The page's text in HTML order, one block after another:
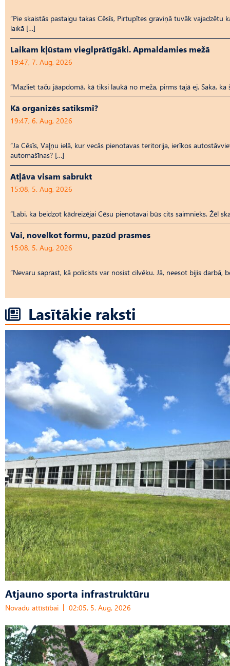
“Pie skaistās pastaigu takas Cēsīs, Pirtupītes graviņā tuvāk vajadzētu
laikā […]
Laikam kļūstam vieglprātīgāki. Apmaldamies mežā
19:47, 7. Aug, 2026
“Mazliet taču jāapdomā, kā tiksi laukā no meža, pirms tajā ej. Saka,
Kā organizēs satiksmi?
19:47, 6. Aug, 2026
“Ja Cēsīs, Vaļņu ielā, kur vecās pienotavas teritorija, ierīkos
automašīnas? […]
Atļāva visam sabrukt
15:08, 5. Aug, 2026
“Labi, ka beidzot kādreizējai Cēsu pienotavai būs cits saimnieks. Žēl
Vai, novelkot formu, pazūd prasmes
15:08, 5. Aug, 2026
“Nevaru saprast, kā policists var nosist cilvēku. Jā, neesot bijis darbā,
Lasītākie raksti
Atjauno sporta infrastruktūru
Novadu attīstībai 02:05, 5. Aug, 2026